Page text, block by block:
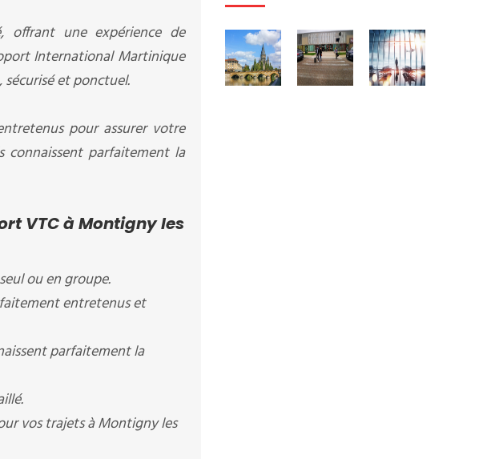
offrant une expérience de
International Martinique
et ponctuel.
pour assurer votre
parfaitement la
VTC à Montigny les
ou en groupe.
entretenus et
parfaitement la
vos trajets à Montigny les